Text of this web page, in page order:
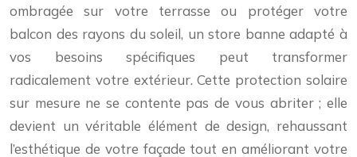
ombragée sur votre terrasse ou protéger votre
balcon des rayons du soleil, un store banne adapté à
vos besoins spécifiques peut transformer
radicalement votre extérieur. Cette protection solaire
sur mesure ne se contente pas de vous abriter ; elle
devient un véritable élément de design, rehaussant
l’esthétique de votre façade tout en améliorant votre